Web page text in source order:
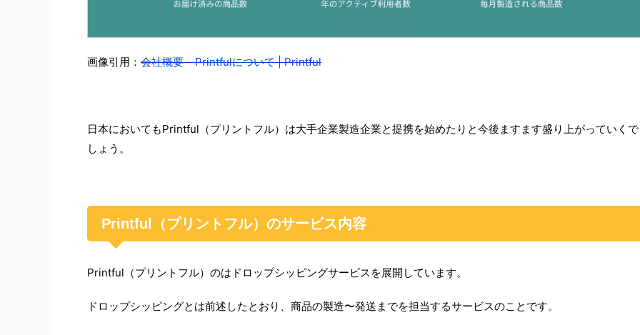
画像引用： 会社概要 – Printfulについて | Printful
日本においてもPrintful（プリントフル）は大手企業製造企業と提携を始めたりと今後ますます盛り上がっていくで
しょう。
Printful（プリントフル）のサービス内容
Printful（プリントフル）のはドロップシッピングサービスを展開しています。
ドロップシッピングとは前述したとおり、商品の製造〜発送までを担当するサービスのことです。